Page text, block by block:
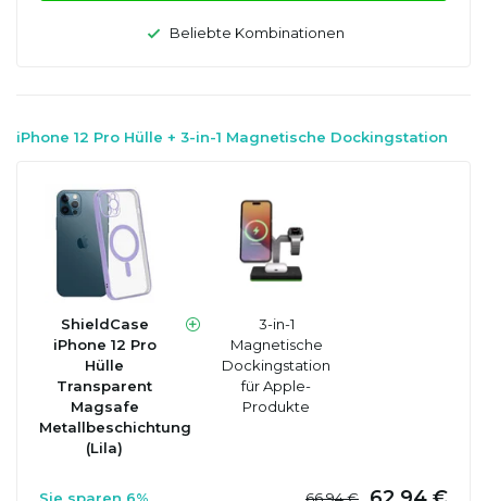
Beliebte Kombinationen
iPhone 12 Pro Hülle + 3-in-1 Magnetische Dockingstation
ShieldCase
iPhone 12 Pro
Hülle
Transparent
Magsafe
Metallbeschichtung
(Lila)
3-in-1
Magnetische
Dockingstation
für Apple-
Produkte